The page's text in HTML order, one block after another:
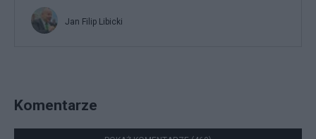
Jan Filip Libicki
Komentarze